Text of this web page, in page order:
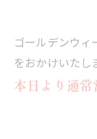
ゴールデンウ
をおかけいたし
本日より通